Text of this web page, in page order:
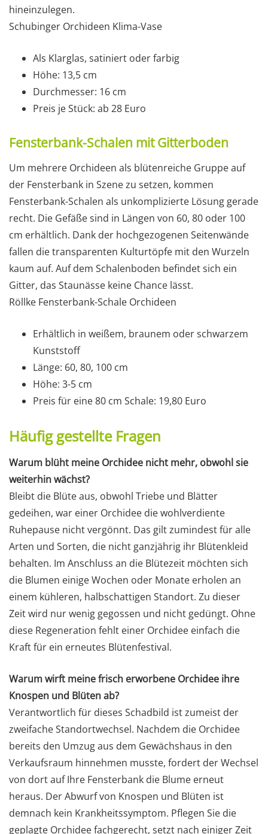
hineinzulegen.
Schubinger Orchideen Klima-Vase
Als Klarglas, satiniert oder farbig
Höhe: 13,5 cm
Durchmesser: 16 cm
Preis je Stück: ab 28 Euro
Fensterbank-Schalen mit Gitterboden
Um mehrere Orchideen als blütenreiche Gruppe auf
der Fensterbank in Szene zu setzen, kommen
Fensterbank-Schalen als unkomplizierte Lösung gerade
recht. Die Gefäße sind in Längen von 60, 80 oder 100
cm erhältlich. Dank der hochgezogenen Seitenwände
fallen die transparenten Kulturtöpfe mit den Wurzeln
kaum auf. Auf dem Schalenboden befindet sich ein
Gitter, das Staunässe keine Chance lässt.
Röllke Fensterbank-Schale Orchideen
Erhältlich in weißem, braunem oder schwarzem
Kunststoff
Länge: 60, 80, 100 cm
Höhe: 3-5 cm
Preis für eine 80 cm Schale: 19,80 Euro
Häufig gestellte Fragen
Warum blüht meine Orchidee nicht mehr, obwohl sie
weiterhin wächst?
Bleibt die Blüte aus, obwohl Triebe und Blätter
gedeihen, war einer Orchidee die wohlverdiente
Ruhepause nicht vergönnt. Das gilt zumindest für alle
Arten und Sorten, die nicht ganzjährig ihr Blütenkleid
behalten. Im Anschluss an die Blütezeit möchten sich
die Blumen einige Wochen oder Monate erholen an
einem kühleren, halbschattigen Standort. Zu dieser
Zeit wird nur wenig gegossen und nicht gedüngt. Ohne
diese Regeneration fehlt einer Orchidee einfach die
Kraft für ein erneutes Blütenfestival.
Warum wirft meine frisch erworbene Orchidee ihre
Knospen und Blüten ab?
Verantwortlich für dieses Schadbild ist zumeist der
zweifache Standortwechsel. Nachdem die Orchidee
bereits den Umzug aus dem Gewächshaus in den
Verkaufsraum hinnehmen musste, fordert der Wechsel
von dort auf Ihre Fensterbank die Blume erneut
heraus. Der Abwurf von Knospen und Blüten ist
demnach kein Krankheitssymptom. Pflegen Sie die
geplagte Orchidee fachgerecht, setzt nach einiger Zeit